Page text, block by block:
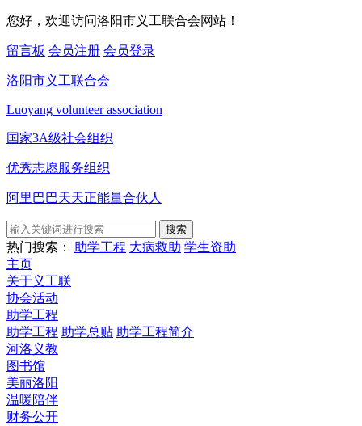
您好，欢迎访问洛阳市义工联合会网站！
留言板 会员注册 会员登录
洛阳市义工联合会
Luoyang volunteer association
国家3A级社会组织
优秀志愿服务组织
阿里巴巴天天正能量合伙人
搜索
热门搜索： 助学工程 大病救助 学生资助
主页
关于义工联
协会活动
助学工程
助学工程 助学总贴 助学工程简介
河洛义教
图书馆
美丽洛阳
温暖陪伴
财务公开